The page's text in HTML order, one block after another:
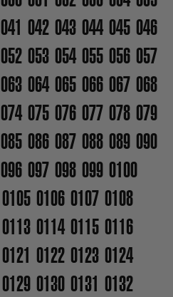
041 042 043 044 045 046
052 053 054 055 056 057
063 064 065 066 067 068
074 075 076 077 078 079
085 086 087 088 089 090
096 097 098 099 0100
0105 0106 0107 0108
0113 0114 0115 0116
0121 0122 0123 0124
0129 0130 0131 0132